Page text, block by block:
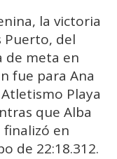
la victoria
Puerto, del
de meta en
fue para Ana
Playa
que Alba
en
de 22:18.312.